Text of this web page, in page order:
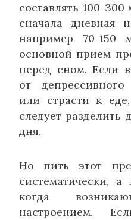
составлять 100-
сначала дневная
например 70-150
основной прием
перед сном. Если
от
или страсти к
следует разделить
дня.
Но пить этот
систематически,
когда
настроением.